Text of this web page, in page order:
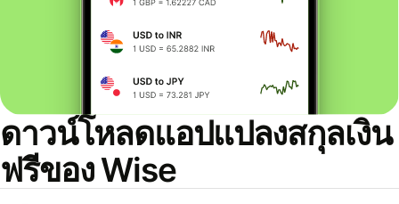
ดาวน์โหลดแอปแปลงสกุลเงิน
ฟรีของ Wise